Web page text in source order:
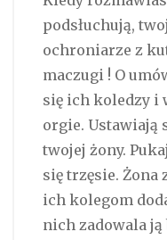
podsłuchują,
ochroniarze z
maczugi ! O
się ich koledzy i
orgie. Ustawiają
twojej żony.
się trzęsie.
ich kolegom
nich zadowala